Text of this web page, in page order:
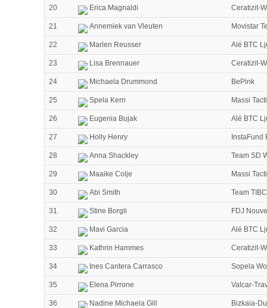
20 Erica Magnaldi Ceratizit-
21 Annemiek van Vleuten Movistar
22 Marlen Reusser Alé BTC
23 Lisa Brennauer Ceratizit-
24 Michaela Drummond BePink
25 Spela Kern Massi
26 Eugenia Bujak Alé BTC
27 Holly Henry InstaFund
28 Anna Shackley Team SD
29 Maaike Colje Massi
30 Abi Smith Team
31 Stine Borgli FDJ
32 Mavi Garcia Alé BTC
33 Kathrin Hammes Ceratizit-
34 Ines Cantera Carrasco Sopela
35 Elena Pirrone Valcar-
36 Nadine Michaela Gill Bizkaia-